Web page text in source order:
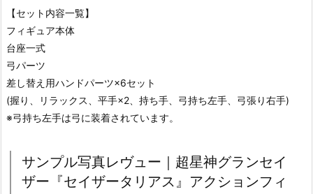
【セット内容一覧】
フィギュア本体
台座一式
弓パーツ
差し替え用ハンドパーツ×6セット
(握り、リラックス、平手×2、持ち手、弓持ち左手、弓張り右手)
※弓持ち左手は弓に装着されています。
サンプル写真レヴュー｜超星神グランセイ
ザー『セイザータリアス』アクションフィ